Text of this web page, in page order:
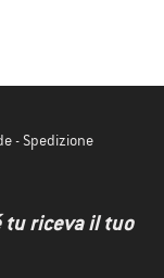
- Spedizione
tu riceva il tuo